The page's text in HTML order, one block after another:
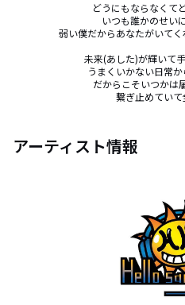
どうにもならなくて
いつも誰かのせい
弱い僕だからあなたがいて
未来(あした)が輝いて
うまくいかない日常
だからこそいつかは
繋ぎ止めてい
アーティスト情報